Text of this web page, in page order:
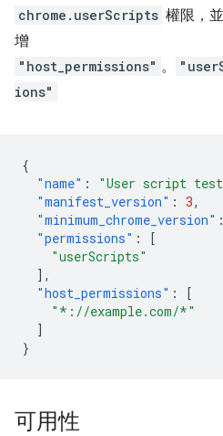
chrome.userScripts 權限，
增
"host_permissions" 。
ions"
{
"name" : "User script
"manifest_version" : 3,
"minimum_chrome_version" :
"permissions" :
[
"userScripts"
],
"host_permissions" :
[
"*://example.com/*"
]
}
可用性